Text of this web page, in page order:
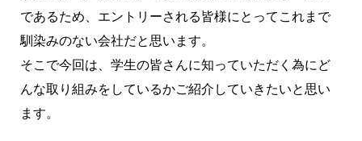
であるため、エントリーされる皆様にとってこれまで
馴染みのない会社だと思います。
そこで今回は、学生の皆さんに知っていただく為にど
んな取り組みをしているかご紹介していきたいと思い
ます。